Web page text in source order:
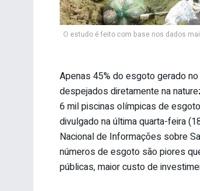
O estudo é feito com base nos dados
Apenas 45% do esgoto gerado
despejados diretamente na
6 mil piscinas olímpicas de
divulgado na última quarta-feira
Nacional de Informações sobre
números de esgoto são piores
públicas, maior custo de